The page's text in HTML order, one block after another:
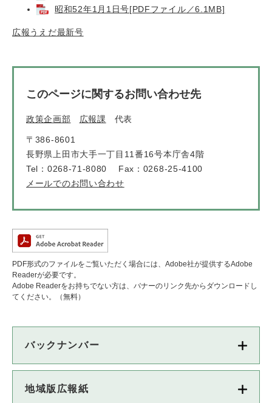
昭和52年1月1日号[PDFファイル／6.1MB]
広報うえだ最新号
このページに関するお問い合わせ先
政策企画部 広報課 代表
〒386-8601
長野県上田市大手一丁目11番16号本庁舎4階
Tel：0268-71-8080
Fax：0268-25-4100
メールでのお問い合わせ
PDF形式のファイルをご覧いただく場合には、Adobe社が提供するAdobe
Readerが必要です。
Adobe Readerをお持ちでない方は、バナーのリンク先からダウンロードし
てください。（無料）
バックナンバー
地域版広報紙